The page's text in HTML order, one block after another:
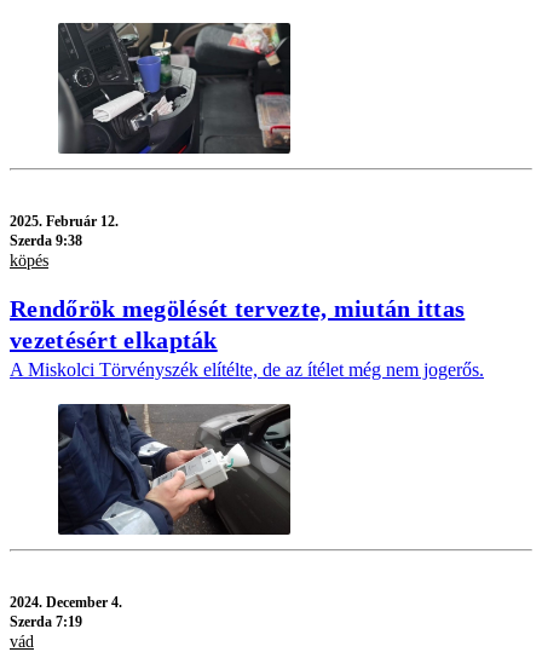
2025. Február 12.
Szerda 9:38
köpés
Rendőrök megölését tervezte, miután ittas
vezetésért elkapták
A Miskolci Törvényszék elítélte, de az ítélet még nem jogerős.
2024. December 4.
Szerda 7:19
vád